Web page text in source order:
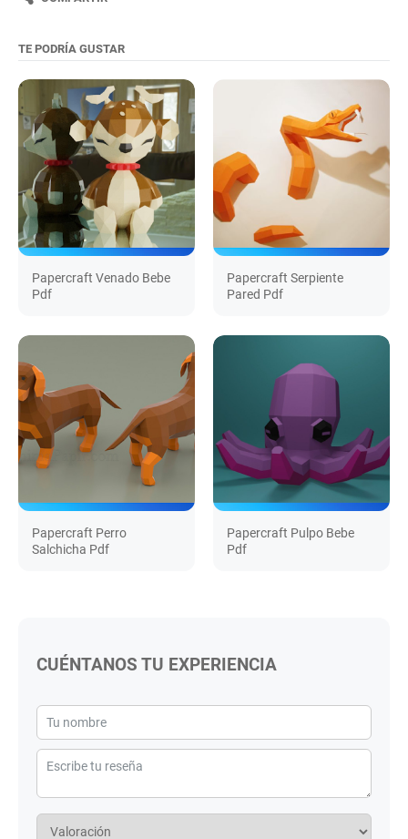
TE PODRÍA GUSTAR
Papercraft Venado Bebe
Pdf
Papercraft Serpiente
Pared Pdf
Papercraft Perro
Salchicha Pdf
Papercraft Pulpo Bebe
Pdf
CUÉNTANOS TU EXPERIENCIA